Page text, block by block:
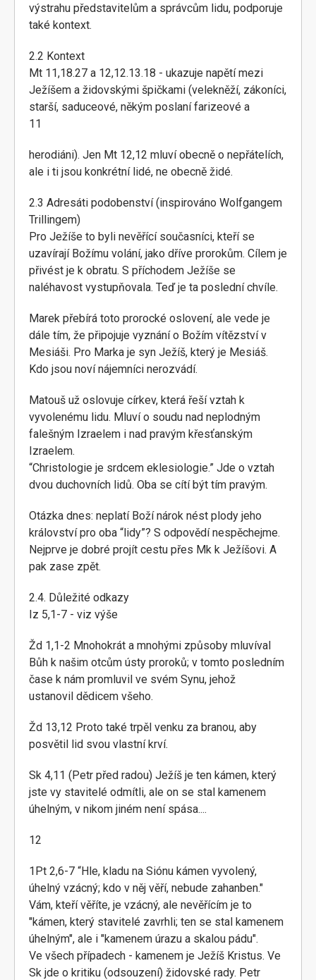
výstrahu představitelům a správcům lidu, podporuje
také kontext.
2.2 Kontext
Mt 11,18.27 a 12,12.13.18 - ukazuje napětí mezi
Ježíšem a židovskými špičkami (velekněží, zákoníci,
starší, saduceové, někým poslaní farizeové a
11
herodiáni). Jen Mt 12,12 mluví obecně o nepřátelích,
ale i ti jsou konkrétní lidé, ne obecně židé.
2.3 Adresáti podobenství (inspirováno Wolfgangem
Trillingem)
Pro Ježíše to byli nevěřící současníci, kteří se
uzavírají Božímu volání, jako dříve prorokům. Cílem je
přivést je k obratu. S příchodem Ježíše se
naléhavost vystupňovala. Teď je ta poslední chvíle.
Marek přebírá toto prorocké oslovení, ale vede je
dále tím, že připojuje vyznání o Božím vítězství v
Mesiáši. Pro Marka je syn Ježíš, který je Mesiáš.
Kdo jsou noví nájemníci nerozvádí.
Matouš už oslovuje církev, která řeší vztah k
vyvolenému lidu. Mluví o soudu nad neplodným
falešným Izraelem i nad pravým křesťanským
Izraelem.
“Christologie je srdcem eklesiologie.” Jde o vztah
dvou duchovních lidů. Oba se cítí být tím pravým.
Otázka dnes: neplatí Boží nárok nést plody jeho
království pro oba “lidy”? S odpovědí nespěchejme.
Nejprve je dobré projít cestu přes Mk k Ježíšovi. A
pak zase zpět.
2.4. Důležité odkazy
Iz 5,1-7 - viz výše
Žd 1,1-2 Mnohokrát a mnohými způsoby mluvíval
Bůh k našim otcům ústy proroků; v tomto posledním
čase k nám promluvil ve svém Synu, jehož
ustanovil dědicem všeho.
Žd 13,12 Proto také trpěl venku za branou, aby
posvětil lid svou vlastní krví.
Sk 4,11 (Petr před radou) Ježíš je ten kámen, který
jste vy stavitelé odmítli, ale on se stal kamenem
úhelným, v nikom jiném není spása....
12
1Pt 2,6-7 “Hle, kladu na Siónu kámen vyvolený,
úhelný vzácný; kdo v něj věří, nebude zahanben."
Vám, kteří věříte, je vzácný, ale nevěřícím je to
"kámen, který stavitelé zavrhli; ten se stal kamenem
úhelným", ale i "kamenem úrazu a skalou pádu".
Ve všech případech - kamenem je Ježíš Kristus. Ve
Sk jde o kritiku (odsouzení) židovské rady. Petr